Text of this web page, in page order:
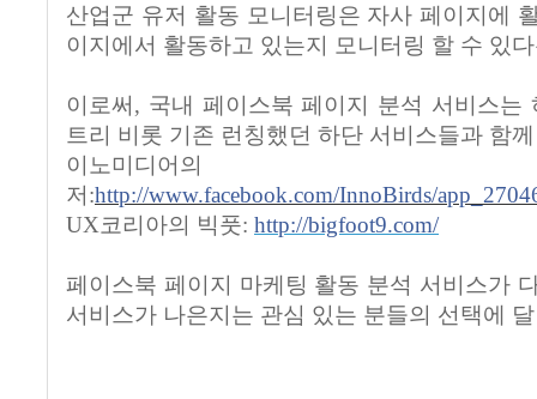
산업군 유저 활동 모니터링은 자사 페이지에
이지에서 활동하고 있는지 모니터링 할 수 있
이로써 , 국내 페이스북 페이지 분석 서비스는
트리 비롯 기존 런칭했던 하단 서비스들과 함께
이노미디어의
저 :http://www.facebook.com/InnoBirds/
UX코리아의 빅풋: http://bigfoot9.com/
페이스북 페이지 마케팅 활동 분석 서비스가
서비스가 나은지는 관심 있는 분들의 선택에